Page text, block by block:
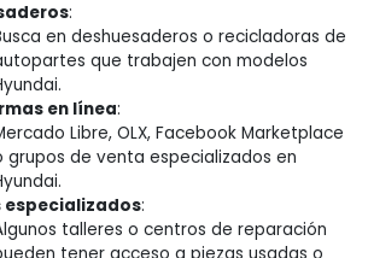
:
en deshuesaderos o recicladoras de
que trabajen con modelos
en línea:
Libre, OLX, Facebook Marketplace
grupos de venta especializados en
especializados:
talleres o centros de reparación